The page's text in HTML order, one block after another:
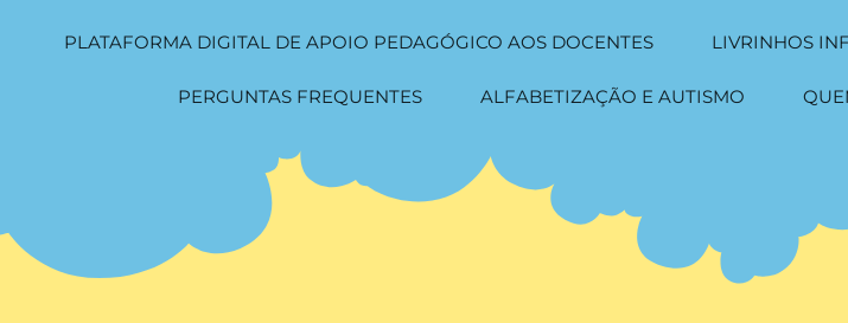
PLATAFORMA DIGITAL DE APOIO PEDAGÓGICO AOS DOCENTES LIVRINHOS
PERGUNTAS FREQUENTES ALFABETIZAÇÃO E AUTISMO